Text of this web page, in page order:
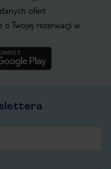
ofert
Twojej rezerwacji w